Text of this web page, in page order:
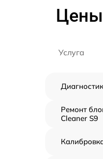
Цены
Услуга
Ремонт
Cleaner S9